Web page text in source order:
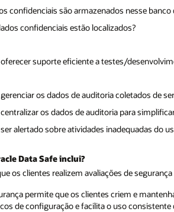
confidenciais são armazenados nesse banco
confidenciais estão localizados?
suporte eficiente a testes/
os dados de auditoria coletados de
os dados de auditoria para
alertado sobre atividades inadequadas do
Data Safe inclui?
os clientes realizem avaliações de
permite que os clientes criem e
de configuração e facilita o uso